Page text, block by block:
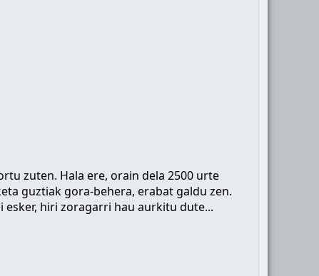
zuten. Hala ere, orain dela 2500 urte
guztiak gora-behera, erabat galdu zen.
esker, hiri zoragarri hau aurkitu dute...